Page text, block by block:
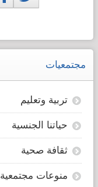
مجتمعيات
تربية وتعليم
حياتنا الجنسية
ثقافة صحية
منوعات مجتمعية